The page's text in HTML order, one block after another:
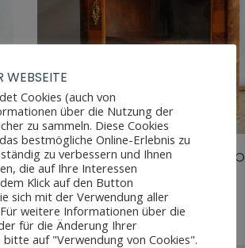
ECKHÄNGESCHRANK ROKOKO
WEBSEITE
Cookies (auch von
über die Nutzung der
zu sammeln. Diese Cookies
bestmögliche Online-Erlebnis zu
zu verbessern und Ihnen
die auf Ihre Interessen
Klick auf den Button
sich mit der Verwendung aller
weitere Informationen über die
für die Änderung Ihrer
bitte auf "Verwendung von Cookies".